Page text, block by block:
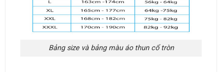
Bảng size và bảng màu áo thun cổ tròn